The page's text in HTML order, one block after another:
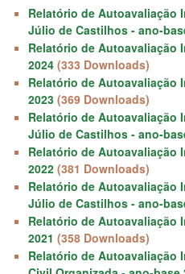
Relatório de Autoavaliação
Júlio de Castilhos - ano-
Relatório de Autoavaliação
2024 (333 Downloads)
Relatório de Autoavaliação
2023 (369 Downloads)
Relatório de Autoavaliação
Júlio de Castilhos - ano-
Relatório de Autoavaliação
2022 (381 Downloads)
Relatório de Autoavaliação
Júlio de Castilhos - ano-
Relatório de Autoavaliação
2021 (358 Downloads)
Relatório de Autoavaliação